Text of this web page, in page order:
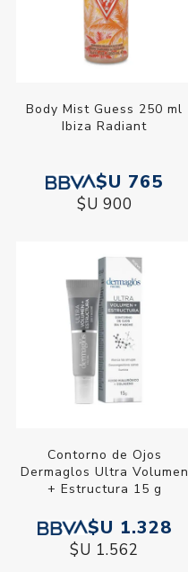
Body Mist Guess 250 ml
Ibiza Radiant
$U 765
$U 900
Contorno de Ojos
Dermaglos Ultra Volumen
+ Estructura 15 g
$U 1.328
$U 1.562